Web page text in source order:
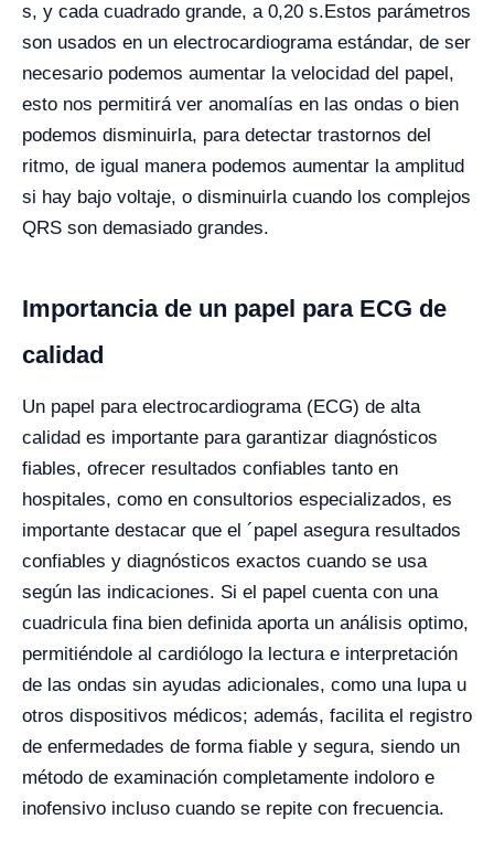
s, y cada cuadrado grande, a 0,20 s.Estos parámetros
son usados en un electrocardiograma estándar, de ser
necesario podemos aumentar la velocidad del papel,
esto nos permitirá ver anomalías en las ondas o bien
podemos disminuirla, para detectar trastornos del
ritmo, de igual manera podemos aumentar la amplitud
si hay bajo voltaje, o disminuirla cuando los complejos
QRS son demasiado grandes.
Importancia de un papel para ECG de
calidad
Un papel para electrocardiograma (ECG) de alta
calidad es importante para garantizar diagnósticos
fiables, ofrecer resultados confiables tanto en
hospitales, como en consultorios especializados, es
importante destacar que el ´papel asegura resultados
confiables y diagnósticos exactos cuando se usa
según las indicaciones. Si el papel cuenta con una
cuadricula fina bien definida aporta un análisis optimo,
permitiéndole al cardiólogo la lectura e interpretación
de las ondas sin ayudas adicionales, como una lupa u
otros dispositivos médicos; además, facilita el registro
de enfermedades de forma fiable y segura, siendo un
método de examinación completamente indoloro e
inofensivo incluso cuando se repite con frecuencia.